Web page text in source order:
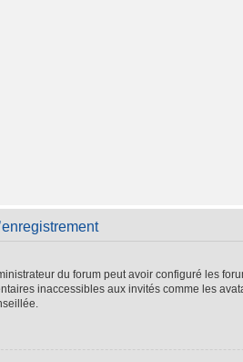
du forum peut avoir configuré les
inaccessibles aux invités comme les